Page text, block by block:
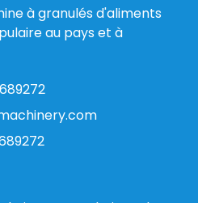
à granulés d'aliments
au pays et à